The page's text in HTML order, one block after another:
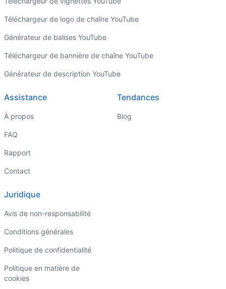
Téléchargeur de logo de chaîne YouTube
Générateur de balises YouTube
Téléchargeur de bannière de chaîne YouTube
Générateur de description YouTube
Assistance
À propos
FAQ
Rapport
Contact
Tendances
Blog
Juridique
Avis de non-responsabilité
Conditions générales
Politique de confidentialité
Politique en matière de
cookies